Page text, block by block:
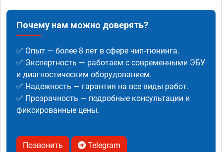
Почему нам можно доверять?
✅ Опыт — более 8 лет в сфере чип-тюнинга.
✅ Экспертность — работаем с современными ЭБУ
и диагностическим оборудованием.
✅ Надежность — гарантия на все виды работ.
✅ Прозрачность — подробные консультации и
фиксированные цены.
Позвонить Telegram